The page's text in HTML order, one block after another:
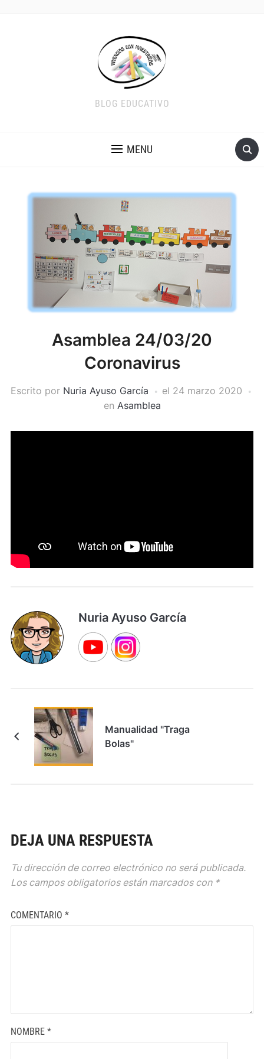
BLOG EDUCATIVO
MENU
Asamblea 24/03/20
Coronavirus
Escrito por Nuria Ayuso García el 24 marzo 2020
en Asamblea
Nuria Ayuso García
Manualidad "Traga
Bolas"
DEJA UNA RESPUESTA
Tu dirección de correo electrónico no será publicada.
Los campos obligatorios están marcados con *
COMENTARIO *
NOMBRE *